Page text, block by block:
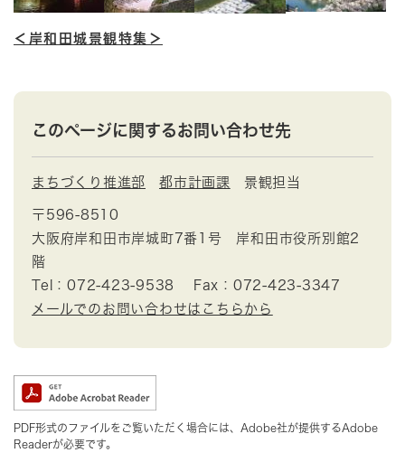
＜岸和田城景観特集＞
このページに関するお問い合わせ先
まちづくり推進部 都市計画課 景観担当
〒596-8510
大阪府岸和田市岸城町7番1号 岸和田市役所別館2
階
Tel：072-423-9538
Fax：072-423-3347
メールでのお問い合わせはこちらから
PDF形式のファイルをご覧いただく場合には、Adobe社が提供するAdobe
Readerが必要です。